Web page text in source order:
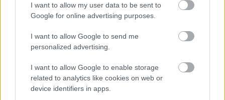
I want to allow my user data to be sent to
Google for online advertising purposes.
I want to allow Google to send me
personalized advertising.
I want to allow Google to enable storage
related to analytics like cookies on web or
device identifiers in apps.
domácnosť s najnovším
radom vypínačov a
Rekonštrukcia bytu
Jednoduchý život na dotyk